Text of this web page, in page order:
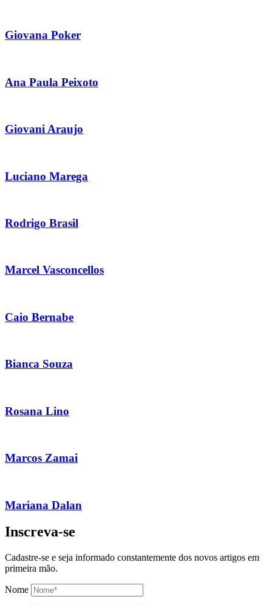
Giovana Poker
Ana Paula Peixoto
Giovani Araujo
Luciano Marega
Rodrigo Brasil
Marcel Vasconcellos
Caio Bernabe
Bianca Souza
Rosana Lino
Marcos Zamai
Mariana Dalan
Inscreva-se
Cadastre-se e seja informado constantemente dos novos artigos em
primeira mão.
Nome